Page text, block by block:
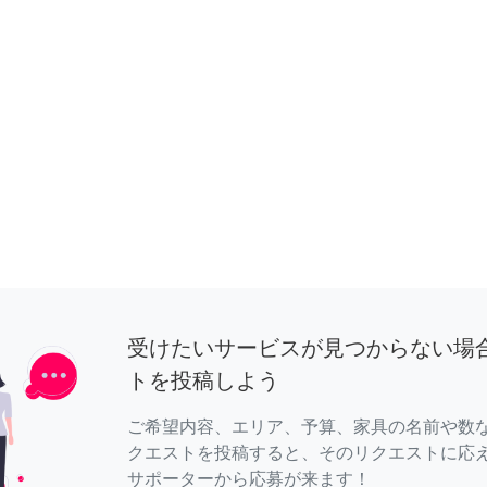
受けたいサービスが見つからない場
トを投稿しよう
ご希望内容、エリア、予算、家具の名前や数
クエストを投稿すると、そのリクエストに応
サポーターから応募が来ます！